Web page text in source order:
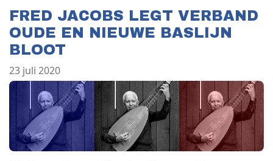
FRED JACOBS LEGT VERBAND
OUDE EN NIEUWE BASLIJN
BLOOT
23 juli 2020